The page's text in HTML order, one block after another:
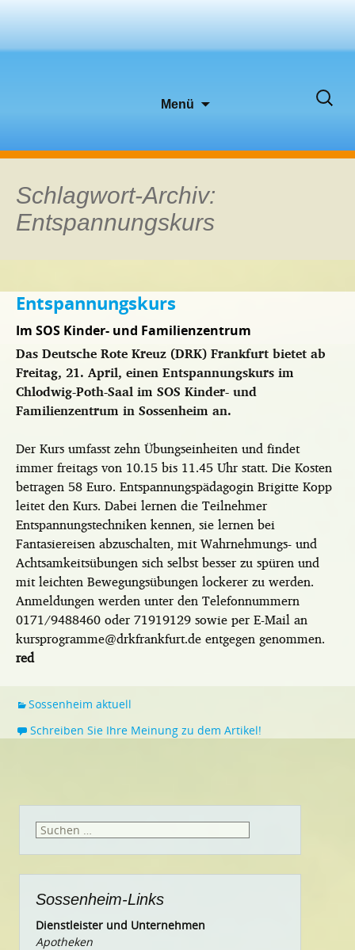
Menü
Suchen
Schlagwort-Archiv:
Entspannungskurs
Entspannungskurs
Im SOS Kinder- und Familienzentrum
Das Deutsche Rote Kreuz (DRK) Frankfurt bietet ab
Freitag, 21. April, einen Entspannungskurs im
Chlodwig-Poth-Saal im SOS Kinder- und
Familienzentrum in Sossenheim an.
Der Kurs umfasst zehn Übungseinheiten und findet
immer freitags von 10.15 bis 11.45 Uhr statt. Die Kosten
betragen 58 Euro. Entspannungspädagogin Brigitte Kopp
leitet den Kurs. Dabei lernen die Teilnehmer
Entspannungstechniken kennen, sie lernen bei
Fantasiereisen abzuschalten, mit Wahrnehmungs- und
Achtsamkeitsübungen sich selbst besser zu spüren und
mit leichten Bewegungsübungen lockerer zu werden.
Anmeldungen werden unter den Telefonnummern
0171/9488460 oder 71919129 sowie per E-Mail an
kursprogramme@drkfrankfurt.de entgegen genommen.
red
Sossenheim aktuell
Schreiben Sie Ihre Meinung zu dem Artikel!
Suchen
Sossenheim-Links
Dienstleister und Unternehmen
Apotheken